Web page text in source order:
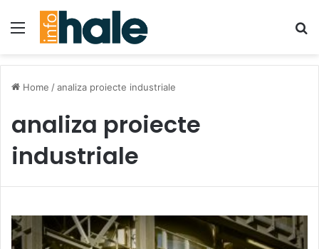
Menu
Home /analiza proiecte industriale
analiza proiecte
industriale